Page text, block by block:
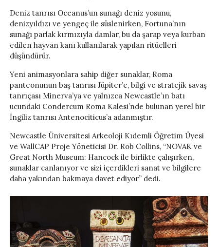
Deniz tanrısı Oceanus’un sunağı deniz yosunu,
denizyıldızı ve yengeç ile süslenirken, Fortuna’nın
sunağı parlak kırmızıyla damlar, bu da şarap veya kurban
edilen hayvan kanı kullanılarak yapılan ritüelleri
düşündürür.
Yeni animasyonlara sahip diğer sunaklar, Roma
panteonunun baş tanrısı Jüpiter’e, bilgi ve stratejik savaş
tanrıçası Minerva’ya ve yalnızca Newcastle’ın batı
ucundaki Condercum Roma Kalesi’nde bulunan yerel bir
İngiliz tanrısı Antenociticus’a adanmıştır.
Newcastle Üniversitesi Arkeoloji Kıdemli Öğretim Üyesi
ve WallCAP Proje Yöneticisi Dr. Rob Collins, “NOVAK ve
Great North Museum: Hancock ile birlikte çalışırken,
sunaklar canlanıyor ve sizi içerdikleri sanat ve bilgilere
daha yakından bakmaya davet ediyor” dedi.